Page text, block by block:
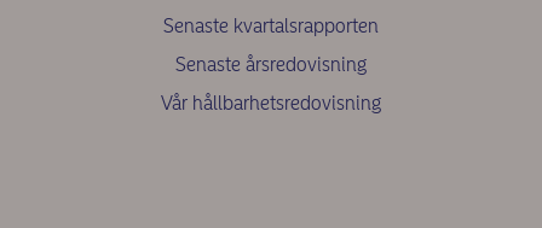
Senaste kvartalsrapporten
Senaste årsredovisning
Vår hållbarhetsredovisning